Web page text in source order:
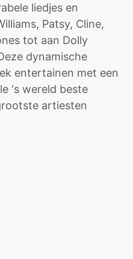
liedjes en
Patsy, Cline,
tot aan Dolly
dynamische
entertainen met een
‘s wereld beste
artiesten